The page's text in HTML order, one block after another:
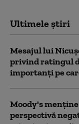
Ultimele știri
Mesajul lui
privind ratingul
importanți pe
Moody's
perspectivă